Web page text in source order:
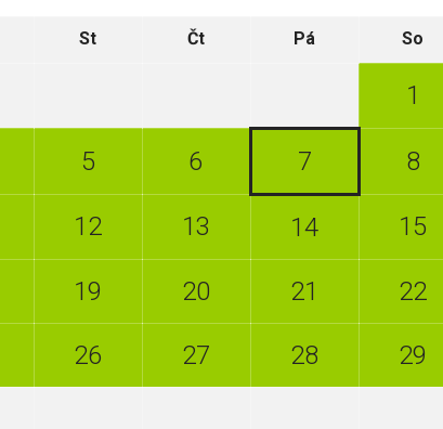
St Čt Pá So
1
5 6 7 8
12 13 14 15
19 20 21 22
26 27 28 29